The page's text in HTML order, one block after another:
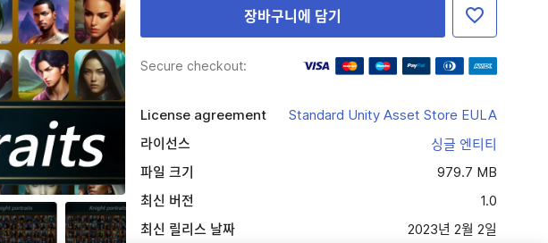
장바구니에 담기
Secure checkout:
License agreement
Standard Unity Asset Store EULA
라이선스
싱글 엔티티
파일 크기
979.7 MB
최신 버전
1.0
최신 릴리스 날짜
2023년 2월 2일